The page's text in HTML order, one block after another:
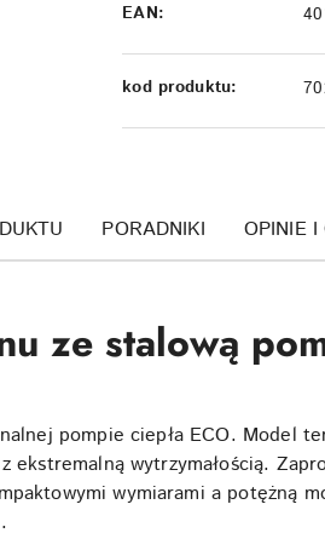
EAN:
kod produktu:
PORADNIKI OPINIE
ze stalową
pompie ciepła ECO. Model
wytrzymałością.
wymiarami a potężną